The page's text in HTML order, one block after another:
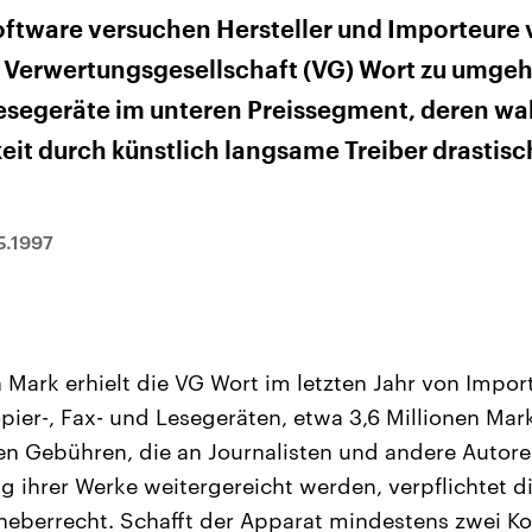
und
gehören die
Staaten zu
der Erde, mit
Einfluss auf das
Weltgeschehen.
Der Überfall der
palästinensischen
Terrororganisation
Hamas im Oktober 2023
auf Israel hat in der
Region wieder die
Gewalt entfacht. Israel
möchte die Hamas
Der Iran – seit der
Islamischen
1979 auch
Republik Iran – ist
von einem
Religionsführer
regierter Staat im
Osten. Eine
versuchen Hersteller und Importeure
(VG) Wort zu
im unteren Preissegment, deren
durch künstlich langsame Treiber
erhielt die VG Wort im letzten Jahr von
, Fax- und Lesegeräten, etwa 3,6 Millionen
Gebühren, die an Journalisten und andere
ihrer Werke weitergereicht werden, verpflichtet
Schafft der Apparat mindestens zwei